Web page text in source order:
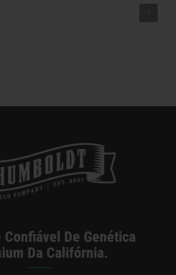
Confiável De Genética
Da Califórnia.